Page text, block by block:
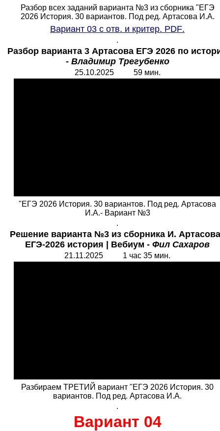
Разбор всех заданий варианта №3 из сборника "ЕГЭ
2026 История. 30 вариантов. Под ред. Артасова И.А.
Вариант 03 с отв. и критер. PDF.
.
Разбор варианта 3 Артасова ЕГЭ 2026 по
- Владимир Трегубенко
25.10.2025 59 мин.
"ЕГЭ 2026 История. 30 вариантов. Под ред. Артасова
И.А.- Вариант №3
.
Решение варианта №3 из сборника И.
ЕГЭ-2026 история
Вебиум - Фил Сахаров
21.11.2025 1 час 35 мин.
Разбираем ТРЕТИЙ вариант "ЕГЭ 2026 История. 30
вариантов. Под ред. Артасова И.А.
.
Вариант 04